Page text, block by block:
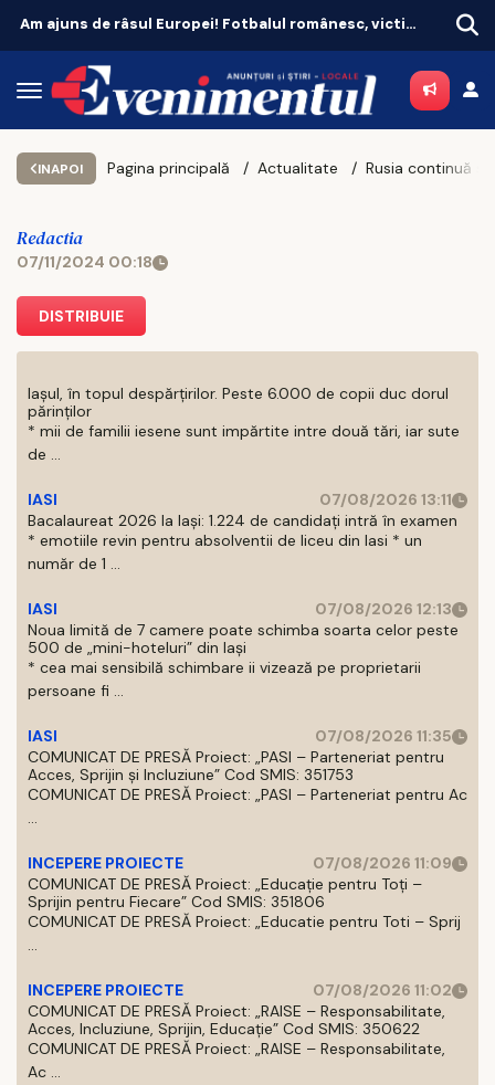
Am ajuns de râsul Europei! Fotbalul românesc, victima propriei aroganțe
INAPOI Pagina principală Actualitate
Redactia
07/11/2024 00:18
DISTRIBUIE
Iașul, în topul despărțirilor. Peste 6.000 de copii duc dorul
părinților
* mii de familii iesene sunt impărtite intre două tări, iar sute
de ...
IASI
07/08/2026 13:11
Bacalaureat 2026 la Iași: 1.224 de candidați intră în examen
* emotiile revin pentru absolventii de liceu din Iasi * un
număr de 1 ...
IASI
07/08/2026 12:13
Noua limită de 7 camere poate schimba soarta celor peste
500 de „mini-hoteluri” din Iași
* cea mai sensibilă schimbare ii vizează pe proprietarii
persoane fi ...
IASI
07/08/2026 11:35
COMUNICAT DE PRESĂ Proiect: „PASI – Parteneriat pentru
Acces, Sprijin și Incluziune” Cod SMIS: 351753
COMUNICAT DE PRESĂ Proiect: „PASI – Parteneriat pentru Ac
...
INCEPERE PROIECTE
07/08/2026 11:09
COMUNICAT DE PRESĂ Proiect: „Educație pentru Toți –
Sprijin pentru Fiecare” Cod SMIS: 351806
COMUNICAT DE PRESĂ Proiect: „Educatie pentru Toti – Sprij
...
INCEPERE PROIECTE
07/08/2026 11:02
COMUNICAT DE PRESĂ Proiect: „RAISE – Responsabilitate,
Acces, Incluziune, Sprijin, Educație” Cod SMIS: 350622
COMUNICAT DE PRESĂ Proiect: „RAISE – Responsabilitate,
Ac ...